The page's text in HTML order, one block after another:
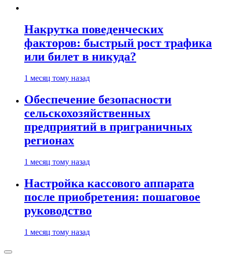
Накрутка поведенческих
факторов: быстрый рост трафика
или билет в никуда?
1 месяц тому назад
Обеспечение безопасности
сельскохозяйственных
предприятий в приграничных
регионах
1 месяц тому назад
Настройка кассового аппарата
после приобретения: пошаговое
руководство
1 месяц тому назад